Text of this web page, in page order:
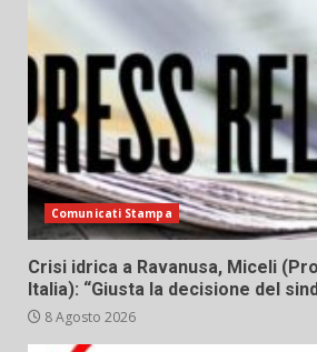
Comunicati Stampa
Crisi idrica a Ravanusa, Miceli
Italia): “Giusta la decisione del
8 Agosto 2026